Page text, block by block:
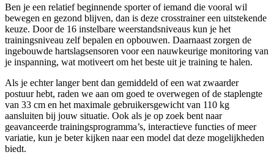
Ben je een relatief beginnende sporter of iemand die vooral wil
bewegen en gezond blijven, dan is deze crosstrainer een uitstekende
keuze. Door de 16 instelbare weerstandsniveaus kun je het
trainingsniveau zelf bepalen en opbouwen. Daarnaast zorgen de
ingebouwde hartslagsensoren voor een nauwkeurige monitoring van
je inspanning, wat motiveert om het beste uit je training te halen.
Als je echter langer bent dan gemiddeld of een wat zwaarder
postuur hebt, raden we aan om goed te overwegen of de staplengte
van 33 cm en het maximale gebruikersgewicht van 110 kg
aansluiten bij jouw situatie. Ook als je op zoek bent naar
geavanceerde trainingsprogramma’s, interactieve functies of meer
variatie, kun je beter kijken naar een model dat deze mogelijkheden
biedt.